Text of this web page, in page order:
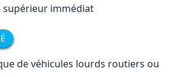
supérieur immédiat
de véhicules lourds routiers ou